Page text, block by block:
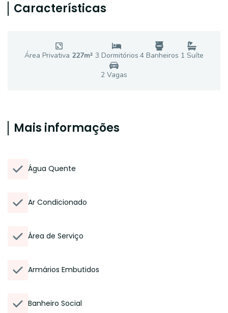
Características
Área Privativa 227m² 3 Dormitórios 4 Banheiros 1 Suíte
2 Vagas
Mais informações
Água Quente
Ar Condicionado
Área de Serviço
Armários Embutidos
Banheiro Social